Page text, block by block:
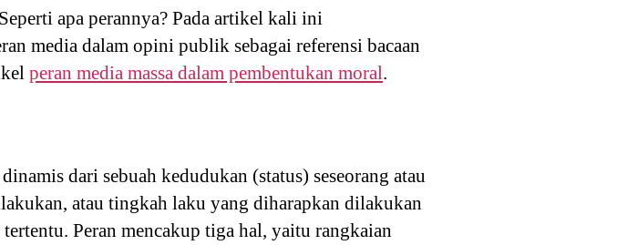
apa perannya? Pada artikel kali ini
media dalam opini publik sebagai referensi bacaan
peran media massa dalam pembentukan moral.
dari sebuah kedudukan (status) seseorang atau
atau tingkah laku yang diharapkan dilakukan
Peran mencakup tiga hal, yaitu rangkaian